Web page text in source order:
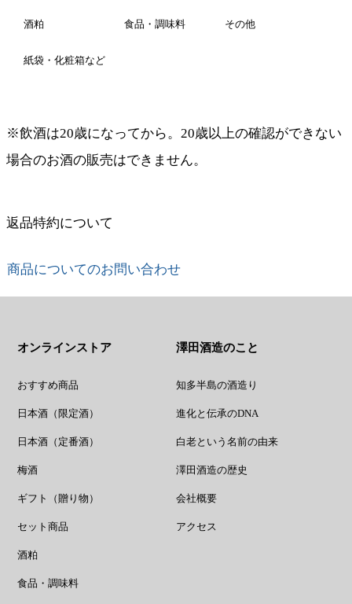
酒粕 食品・調味料 その他
紙袋・化粧箱など
※飲酒は20歳になってから。20歳以上の確認ができない
場合のお酒の販売はできません。
返品特約について
商品についてのお問い合わせ
オンラインストア
おすすめ商品
日本酒（限定酒）
日本酒（定番酒）
梅酒
ギフト（贈り物）
セット商品
酒粕
食品・調味料
澤田酒造のこと
知多半島の酒造り
進化と伝承のDNA
白老という名前の由来
澤田酒造の歴史
会社概要
アクセス